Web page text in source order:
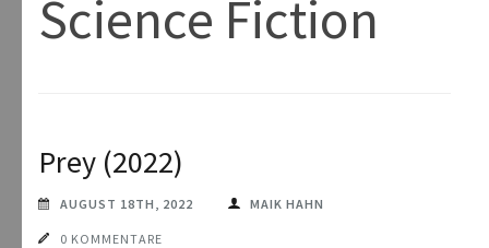
Science Fiction
Prey (2022)
AUGUST 18TH, 2022 MAIK HAHN
0 KOMMENTARE